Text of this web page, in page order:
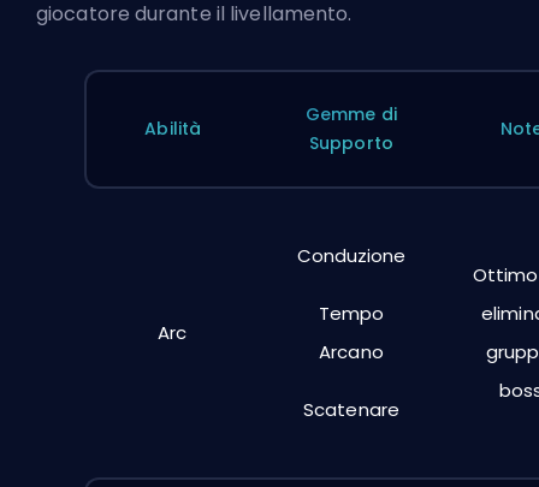
giocatore durante il livellamento.
Abilità
Gemme di
Supporto
Arc
Conduzione
Tempo
Arcano
Scatenare